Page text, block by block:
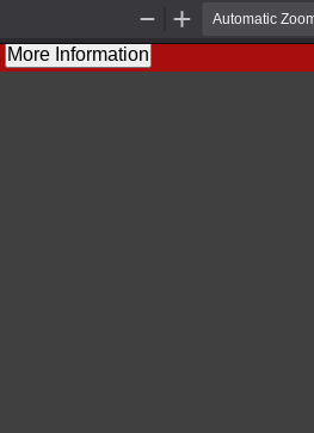
Out
More Information